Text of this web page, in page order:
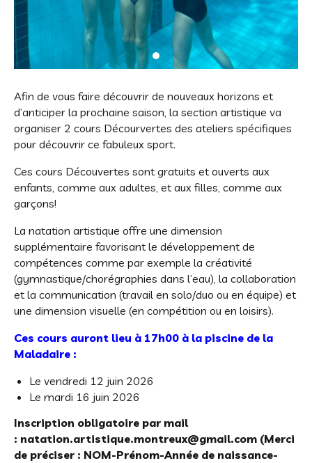
Afin de vous faire découvrir de nouveaux horizons et
d’anticiper la prochaine saison, la section artistique va
organiser 2 cours Décourvertes des ateliers spécifiques
pour découvrir ce fabuleux sport.
Ces cours Découvertes sont gratuits et ouverts aux
enfants, comme aux adultes, et aux filles, comme aux
garçons!
La natation artistique offre une dimension
supplémentaire favorisant le développement de
compétences comme par exemple la créativité
(gymnastique/chorégraphies dans l’eau), la collaboration
et la communication (travail en solo/duo ou en équipe) et
une dimension visuelle (en compétition ou en loisirs).
Ces cours auront lieu à 17h00 à la piscine de la
Maladaire :
Le vendredi 12 juin 2026
Le mardi 16 juin 2026
Inscription obligatoire par mail
: natation.artistique.montreux@gmail.com (Merci
de préciser : NOM-Prénom-Année de naissance-